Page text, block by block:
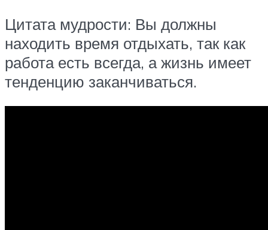
Цитата мудрости: Вы должны
находить время отдыхать, так как
работа есть всегда, а жизнь имеет
тенденцию заканчиваться.